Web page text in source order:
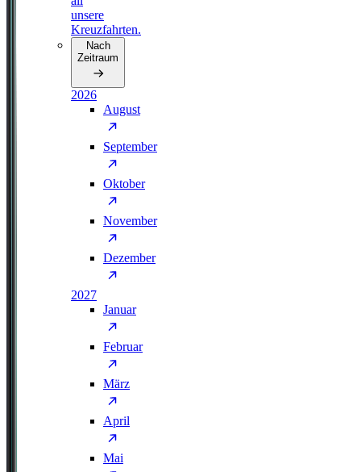
unsere
Kreuzfahrten.
Nach
Zeitraum
2026
August
September
Oktober
November
Dezember
2027
Januar
Februar
März
April
Mai